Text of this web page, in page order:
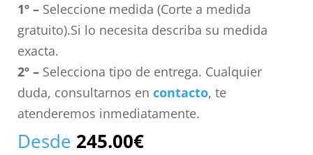
1º –Seleccione medida (Corte a medida
gratuito).Si lo necesita describa su medida
exacta.
2º –Selecciona tipo de entrega. Cualquier
duda, consultarnos en contacto, te
atenderemos inmediatamente.
Desde 245.00€